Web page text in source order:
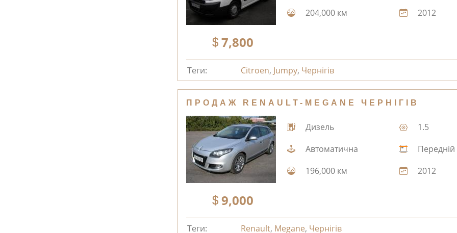
7,800
204,000 км
2012
Теги: Citroen, Jumpy, Чернігів
ПРОДАЖ RENAULT-MEGANE ЧЕРНІГІВ
9,000
Дизель
1.5
Автоматична
Передній
196,000 км
2012
Теги: Renault, Megane, Чернігів